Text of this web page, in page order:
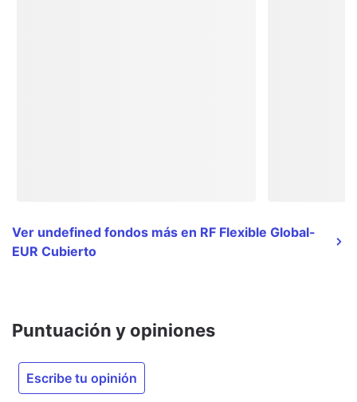
Ver undefined fondos más en RF Flexible Global-
EUR Cubierto
Puntuación y opiniones
Escribe tu opinión